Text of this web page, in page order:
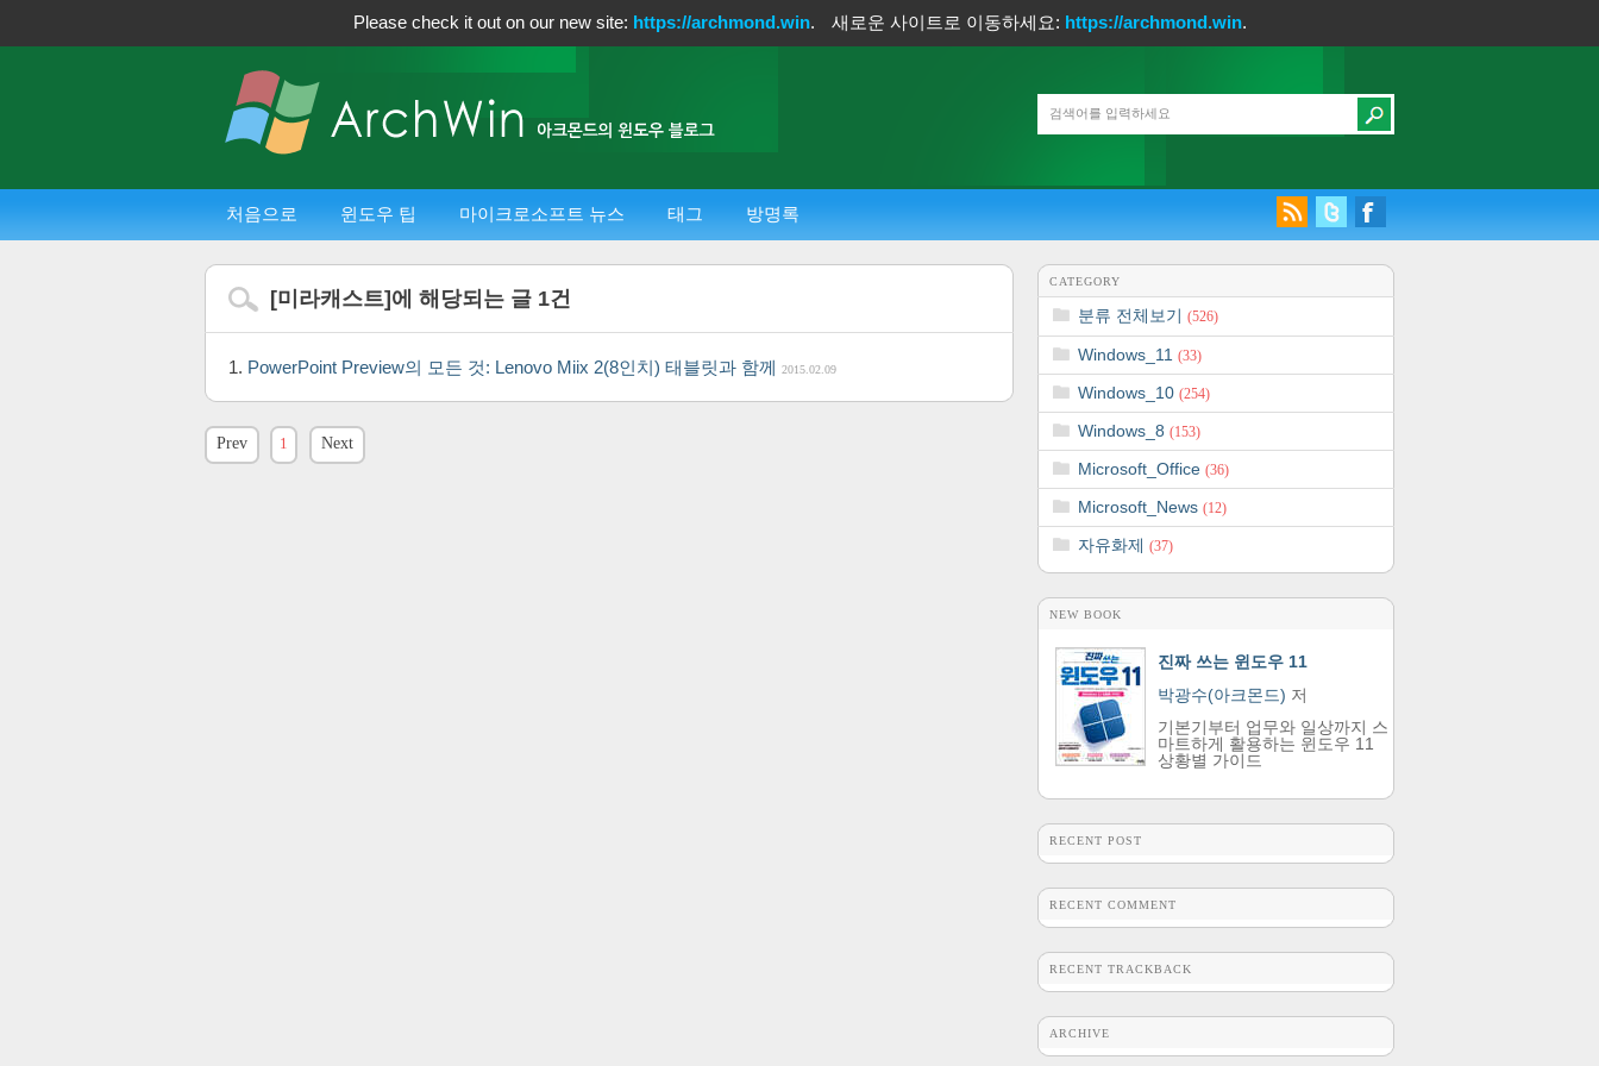
Please check it out on our new site: https://archmond.win. 새로운 사이트로 이동하세요: https://archmond.win.
처음으로 윈도우 팁 마이크로소프트 뉴스 태그 방명록
[미라캐스트]에 해당되는 글 1건
PowerPoint Preview의 모든 것: Lenovo Miix 2(8인치) 태블릿과 함께 2015.02.09
Prev 1 Next
CATEGORY
분류 전체보기 (526)
Windows_11 (33)
Windows_10 (254)
Windows_8 (153)
Microsoft_Office (36)
Microsoft_News (12)
자유화제 (37)
NEW BOOK
진짜 쓰는 윈도우 11
박광수(아크몬드) 저
기본기부터 업무와 일상까지 스
마트하게 활용하는 윈도우 11
상황별 가이드
RECENT POST
RECENT COMMENT
RECENT TRACKBACK
ARCHIVE